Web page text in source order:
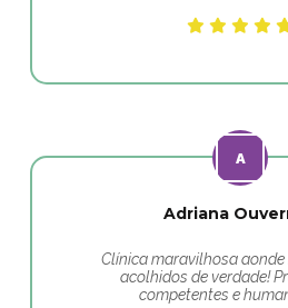
Adriana
Clínica maravilhosa
acolhidos de verdade!
competentes e